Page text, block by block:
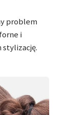
problem
i
stylizację.